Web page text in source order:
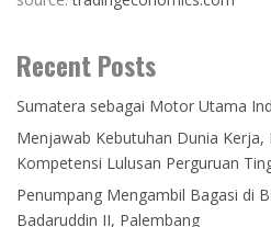
Recent Posts
Sumatera sebagai Motor Utama
Menjawab Kebutuhan Dunia Kerja,
Kompetensi Lulusan Perguruan
Penumpang Mengambil Bagasi di
Badaruddin II, Palembang